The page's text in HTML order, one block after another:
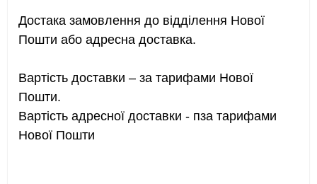
комфортно їх розміщувати та розглядати.
Цей альбом чудово підійде для фанатів
Game, а також колекційних карток за
популярними аніме та мангою. Міцна
обкладинка та якісні кишені забезпечують
довговічність і зручність використання.
Достака замовлення до відділення Нової
Пошти або адресна доставка.
Вартість доставки – за тарифами Нової
Пошти.
Вартість адресної доставки - пза тарифами
Нової Пошти